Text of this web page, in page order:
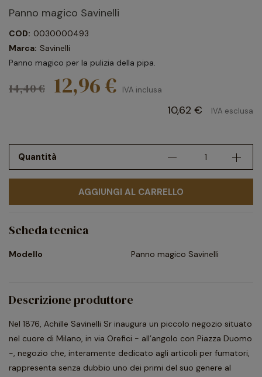
Panno magico Savinelli
COD: 0030000493
Marca: Savinelli
Panno magico per la pulizia della pipa.
14,40 € 12,96 € IVA inclusa
10,62 € IVA esclusa
Quantità
AGGIUNGI AL CARRELLO
Scheda tecnica
Modello Panno magico Savinelli
Descrizione produttore
Nel 1876, Achille Savinelli Sr inaugura un piccolo negozio situato
nel cuore di Milano, in via Orefici - all’angolo con Piazza Duomo
-, negozio che, interamente dedicato agli articoli per fumatori,
rappresenta senza dubbio uno dei primi del suo genere al